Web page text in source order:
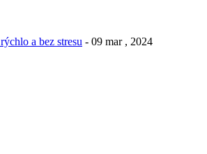
a bez stresu - 09 mar , 2024